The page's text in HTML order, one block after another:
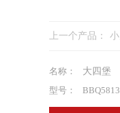
上一个产品：
名称：
大四堡
型号：
BBQ5813